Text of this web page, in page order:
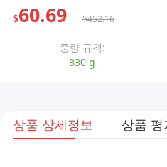
$60.69 $452.16
중량 규격:
830 g
상품 상세정보 상품 평